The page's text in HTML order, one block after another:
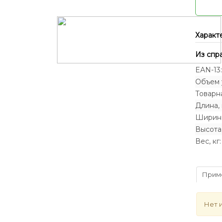
Из
EAN-13:
Объем
Длина,
Вес, кг:
Нет